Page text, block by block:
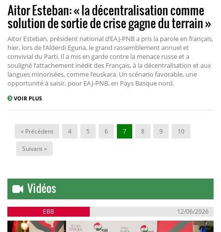
Aitor Esteban: « la décentralisation comme
solution de sortie de crise gagne du terrain »
Aitor Esteban, président national d‘EAJ-PNB a pris la parole en français,
hier, lors de l‘Alderdi Eguna, le grand rassemblement annuel et
convivial du Parti. Il a mis en garde contre la menace russe et a
souligné l‘attachement inédit des Français, à la décentralisation et aux
langues minorisées, comme l‘euskara. Un scénario favorable, une
opportunité à saisir, pour EAJ-PNB, en Pays Basque nord.
VOIR PLUS
« Précédent 4 5 6 7 8 9 10
Suivant »
Vidéos
EBB 12/06/2026